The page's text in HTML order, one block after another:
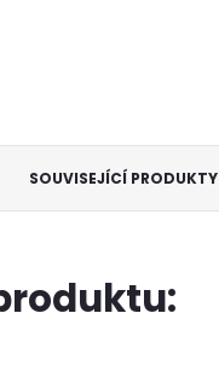
SOUVISEJÍCÍ PRODUKTY